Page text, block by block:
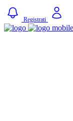
Registrati